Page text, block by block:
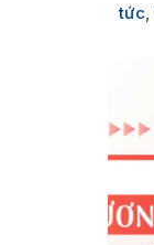
tức,